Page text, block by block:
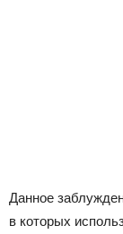
Данное
в которых